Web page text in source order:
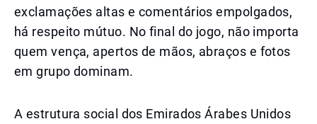
exclamações altas e comentários empolgados,
há respeito mútuo. No final do jogo, não importa
quem vença, apertos de mãos, abraços e fotos
em grupo dominam.
A estrutura social dos Emirados Árabes Unidos